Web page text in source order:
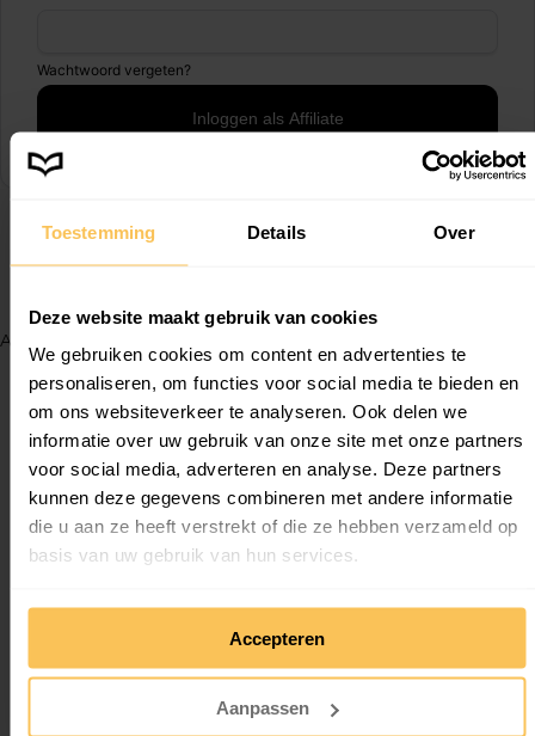
Toestemming Details Over
Deze website maakt gebruik van cookies
We gebruiken cookies om content en advertenties te
personaliseren, om functies voor social media te bieden en
om ons websiteverkeer te analyseren. Ook delen we
informatie over uw gebruik van onze site met onze partners
voor social media, adverteren en analyse. Deze partners
kunnen deze gegevens combineren met andere informatie
die u aan ze heeft verstrekt of die ze hebben verzameld op
basis van uw gebruik van hun services.
We werken samen met36 derdendie uw gegevens kunnen
ontvangen en verwerken.Accepteren
Aanpassen
Wachtwoord vergeten?
Alle rechten voorbehouden
Visie & Missie
Magazine
Boek
Brochure